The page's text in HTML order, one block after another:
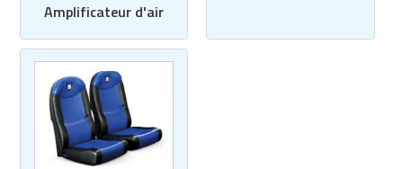
Amplificateur d'air